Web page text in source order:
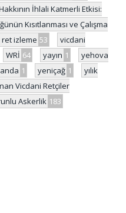
İhlali Katmerli Etkisi:
Kısıtlanması ve Çalışma
izleme 53
vicdani
WRİ 64 yayın 1
yehova
1 yeniçağ 1
yılık
Vicdani Retçiler
Askerlik 183